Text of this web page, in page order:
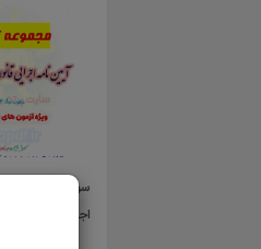
سوالات و تست
اجرایی قانون